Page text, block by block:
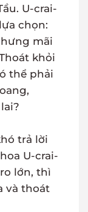
U-crai-
chọn:
mãi
khỏi
thể phải
trả lời
U-crai-
lớn, thì
và thoát